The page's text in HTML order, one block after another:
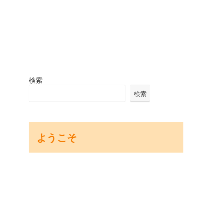
検索
検索
ようこそ